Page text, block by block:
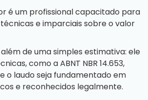
é um profissional capacitado para
e imparciais sobre o valor
de uma simples estimativa: ele
como a ABNT NBR 14.653,
o laudo seja fundamentado em
e reconhecidos legalmente.